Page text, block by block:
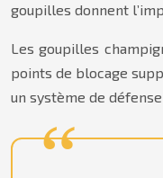
goupilles donnent
Les goupilles
points de blocage
un système de